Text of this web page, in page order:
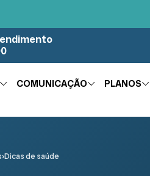
COMUNICAÇÃO PLANOS
›Dicas de saúde